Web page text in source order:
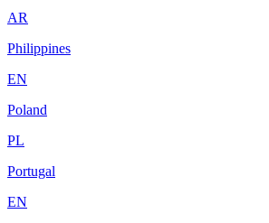
AR
Philippines
EN
Poland
PL
Portugal
EN